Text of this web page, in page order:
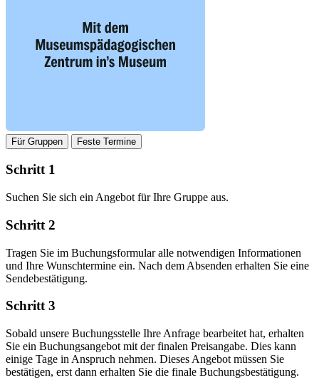
Für Gruppen Feste Termine
Schritt 1
Suchen Sie sich ein Angebot für Ihre Gruppe aus.
Schritt 2
Tragen Sie im Buchungsformular alle notwendigen Informationen
und Ihre Wunschtermine ein. Nach dem Absenden erhalten Sie eine
Sendebestätigung.
Schritt 3
Sobald unsere Buchungsstelle Ihre Anfrage bearbeitet hat, erhalten
Sie ein Buchungsangebot mit der finalen Preisangabe. Dies kann
einige Tage in Anspruch nehmen. Dieses Angebot müssen Sie
bestätigen, erst dann erhalten Sie die finale Buchungsbestätigung.